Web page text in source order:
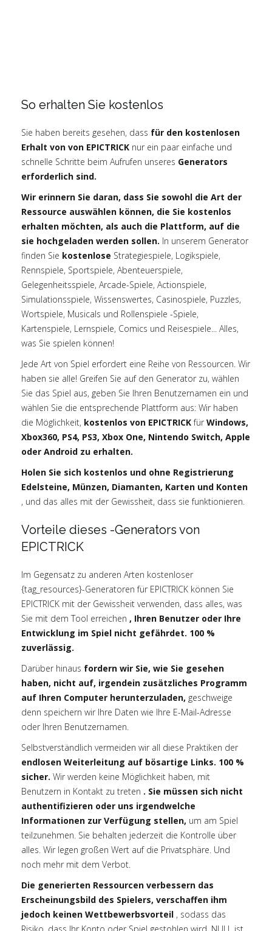
So erhalten Sie kostenlos
Sie haben bereits gesehen, dass für den kostenlosen
Erhalt von von EPICTRICK nur ein paar einfache und
schnelle Schritte beim Aufrufen unseres Generators
erforderlich sind.
Wir erinnern Sie daran, dass Sie sowohl die Art der
Ressource auswählen können, die Sie kostenlos
erhalten möchten, als auch die Plattform, auf die
sie hochgeladen werden sollen. In unserem Generator
finden Sie kostenlose Strategiespiele, Logikspiele,
Rennspiele, Sportspiele, Abenteuerspiele,
Gelegenheitsspiele, Arcade-Spiele, Actionspiele,
Simulationsspiele, Wissenswertes, Casinospiele, Puzzles,
Wortspiele, Musicals und Rollenspiele -Spiele,
Kartenspiele, Lernspiele, Comics und Reisespiele... Alles,
was Sie spielen können!
Jede Art von Spiel erfordert eine Reihe von Ressourcen. Wir
haben sie alle! Greifen Sie auf den Generator zu, wählen
Sie das Spiel aus, geben Sie Ihren Benutzernamen ein und
wählen Sie die entsprechende Plattform aus: Wir haben
die Möglichkeit, kostenlos von EPICTRICKfür Windows,
Xbox360, PS4, PS3, Xbox One, Nintendo Switch, Apple
oder Android zu erhalten.
Holen Sie sich kostenlos und ohne Registrierung
Edelsteine, Münzen, Diamanten, Karten und Konten
, und das alles mit der Gewissheit, dass sie funktionieren.
Vorteile dieses -Generators von
EPICTRICK
Im Gegensatz zu anderen Arten kostenloser
{tag_resources}-Generatoren für EPICTRICK können Sie
EPICTRICK mit der Gewissheit verwenden, dass alles, was
Sie mit dem Tool erreichen , Ihren Benutzer oder Ihre
Entwicklung im Spiel nicht gefährdet. 100 %
zuverlässig.
Darüber hinaus fordern wir Sie, wie Sie gesehen
haben, nicht auf, irgendein zusätzliches Programm
auf Ihren Computer herunterzuladen, geschweige
denn speichern wir Ihre Daten wie Ihre E-Mail-Adresse
oder Ihren Benutzernamen.
Selbstverständlich vermeiden wir all diese Praktiken der
endlosen Weiterleitung auf bösartige Links. 100 %
sicher. Wir werden keine Möglichkeit haben, mit
Benutzern in Kontakt zu treten . Sie müssen sich nicht
authentifizieren oder uns irgendwelche
Informationen zur Verfügung stellen, um am Spiel
teilzunehmen. Sie behalten jederzeit die Kontrolle über
alles. Wir legen großen Wert auf die Privatsphäre. Und
noch mehr mit dem Verbot.
Die generierten Ressourcen verbessern das
Erscheinungsbild des Spielers, verschaffen ihm
jedoch keinen Wettbewerbsvorteil , sodass das